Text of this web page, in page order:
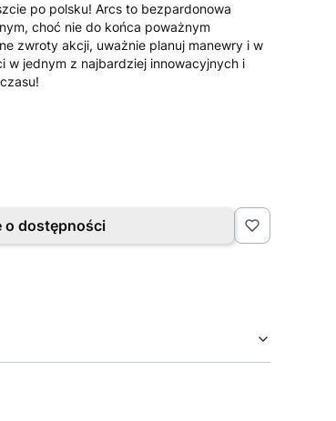
po polsku! Arcs to bezpardonowa
choć nie do końca poważnym
zwroty akcji, uważnie planuj manewry i w
w jednym z najbardziej innowacyjnych i
o dostępności